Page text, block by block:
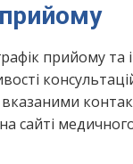
прийому та
вказаними
сайті